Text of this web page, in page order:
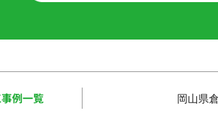
例一覧 岡山県